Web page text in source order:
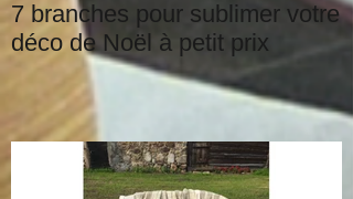
L’arche de l’Avent ou bougeoir
7 branches pour sublimer votre
déco de Noël à petit prix